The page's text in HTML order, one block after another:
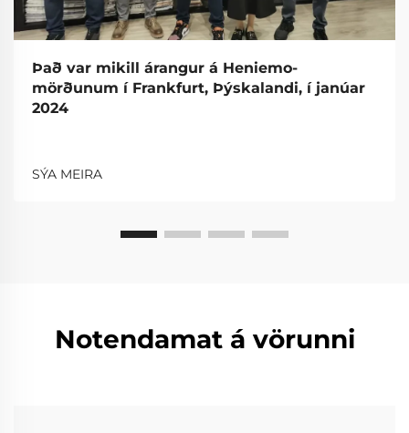
Það var mikill árangur á Heniemo-
mörðunum í Frankfurt, Þýskalandi, í janúar
2024
SÝA MEIRA
Notendamat á vörunni